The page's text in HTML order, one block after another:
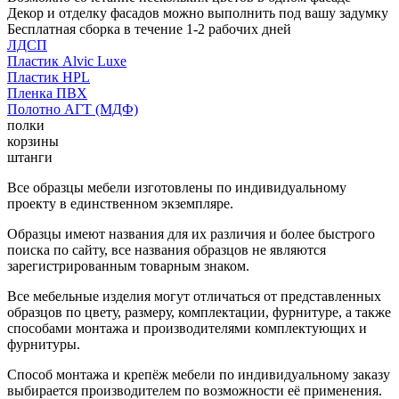
Декор и отделку фасадов можно выполнить под вашу задумку
Бесплатная сборка в течение 1-2 рабочих дней
ЛДСП
Пластик Alvic Luxe
Пластик HPL
Пленка ПВХ
Полотно АГТ (МДФ)
полки
корзины
штанги
Все образцы мебели изготовлены по индивидуальному
проекту в единственном экземпляре.
Образцы имеют названия для их различия и более быстрого
поиска по сайту, все названия образцов не являются
зарегистрированным товарным знаком.
Все мебельные изделия могут отличаться от представленных
образцов по цвету, размеру, комплектации, фурнитуре, а также
способами монтажа и производителями комплектующих и
фурнитуры.
Способ монтажа и крепёж мебели по индивидуальному заказу
выбирается производителем по возможности её применения.